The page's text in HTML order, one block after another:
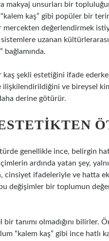
makyaj unsurları bir
“kalem kaş” gibi popüler bir
değerlendirmek
sistemlere uzanan
” bağlamında.
şekli estetiğini ifade
ilişkilendirildiğini ve bireysel
derine götürür.
genellikle ince, belirgin
ardında yatan şey,
cinsiyet ifadeleriyle ve hatta
değişimler bir toplumun
tanımı olmadığını
“kalem kaş” gibi ince hatlı